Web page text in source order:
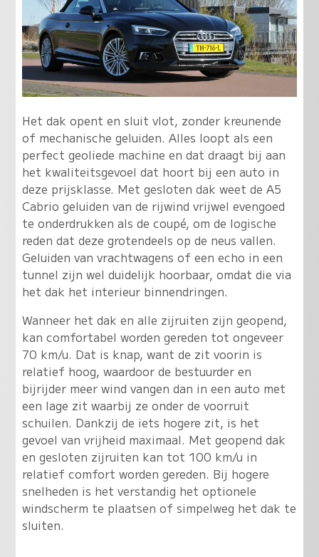
Het dak opent en sluit vlot, zonder kreunende
of mechanische geluiden. Alles loopt als een
perfect geoliede machine en dat draagt bij aan
het kwaliteitsgevoel dat hoort bij een auto in
deze prijsklasse. Met gesloten dak weet de A5
Cabrio geluiden van de rijwind vrijwel evengoed
te onderdrukken als de coupé, om de logische
reden dat deze grotendeels op de neus vallen.
Geluiden van vrachtwagens of een echo in een
tunnel zijn wel duidelijk hoorbaar, omdat die via
het dak het interieur binnendringen.
Wanneer het dak en alle zijruiten zijn geopend,
kan comfortabel worden gereden tot ongeveer
70 km/u. Dat is knap, want de zit voorin is
relatief hoog, waardoor de bestuurder en
bijrijder meer wind vangen dan in een auto met
een lage zit waarbij ze onder de voorruit
schuilen. Dankzij de iets hogere zit, is het
gevoel van vrijheid maximaal. Met geopend dak
en gesloten zijruiten kan tot 100 km/u in
relatief comfort worden gereden. Bij hogere
snelheden is het verstandig het optionele
windscherm te plaatsen of simpelweg het dak te
sluiten.